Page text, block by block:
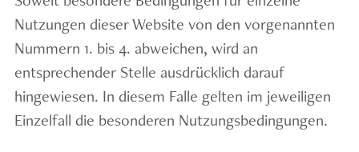
Nutzungen dieser Website von den vorgenannten
Nummern 1. bis 4. abweichen, wird an
entsprechender Stelle ausdrücklich darauf
hingewiesen. In diesem Falle gelten im jeweiligen
Einzelfall die besonderen Nutzungsbedingungen.